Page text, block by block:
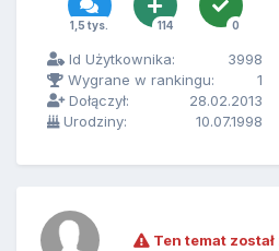
1,5 tys. 114 0
Id Użytkownika:
3998
Wygrane w rankingu:
1
Dołączył:
28.02.2013
Urodziny:
10.07.1998
Ten temat